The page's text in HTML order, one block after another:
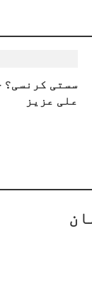
سستی کرنسی؟
علی عزیز